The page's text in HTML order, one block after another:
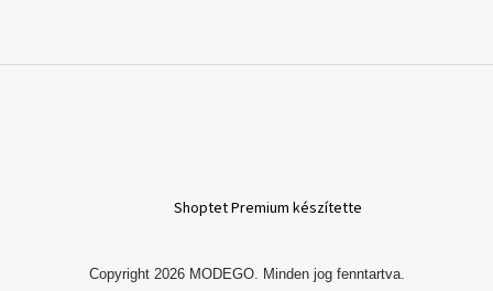
Shoptet Premium készítette
Copyright 2026 MODEGO. Minden jog fenntartva.